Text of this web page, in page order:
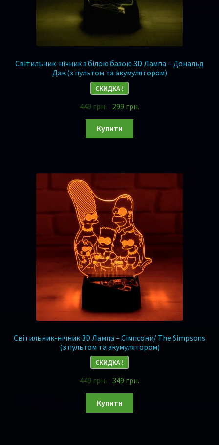
Світильник-нічник з білою базою 3D Лампа – Дональд
Дак (з пультом та акумулятором)
СКИДКА !
449грн. 299 грн.
Купити
Світильник-нічник 3D Лампа – Сімпсони/ The Simpsons
(з пультом та акумулятором)
СКИДКА !
449грн. 349 грн.
Купити